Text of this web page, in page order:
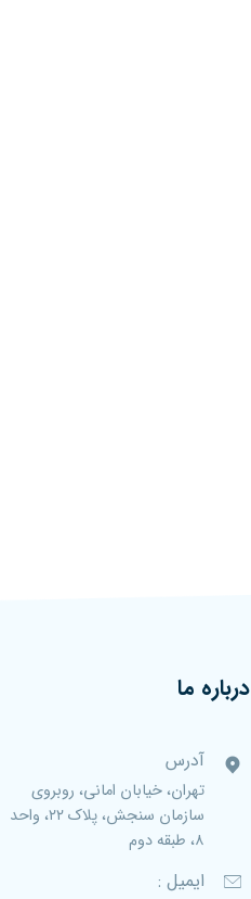
درباره ما
آدرس
تهران، خیابان امانی، روبروی
سازمان سنجش، پلاک ۲۲، واحد
۸، طبقه دوم
ایمیل :